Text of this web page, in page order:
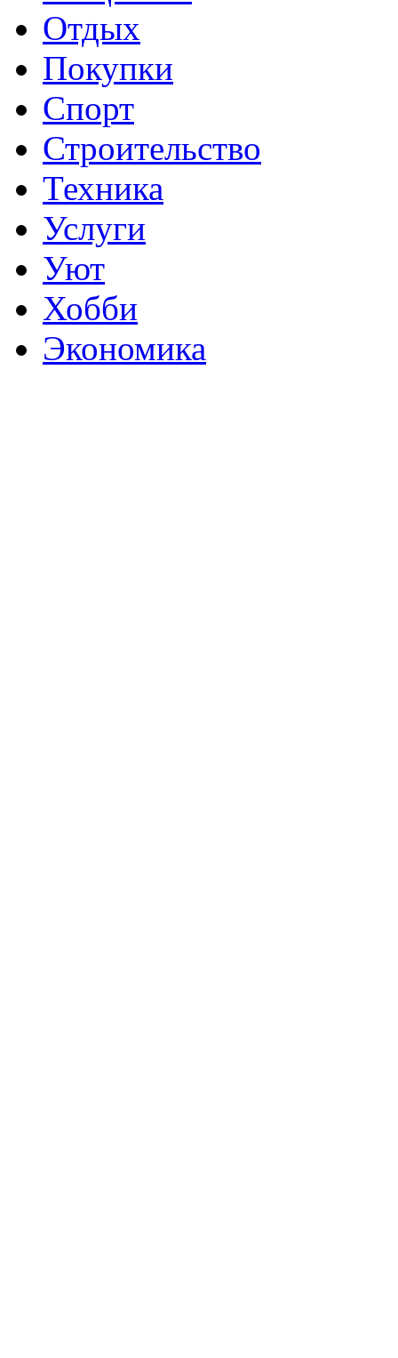
Отдых
Покупки
Спорт
Строительство
Техника
Услуги
Уют
Хобби
Экономика